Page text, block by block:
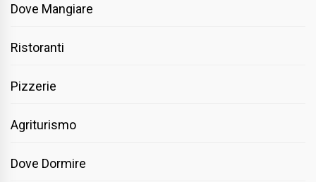
Dove Mangiare
Ristoranti
Pizzerie
Agriturismo
Dove Dormire